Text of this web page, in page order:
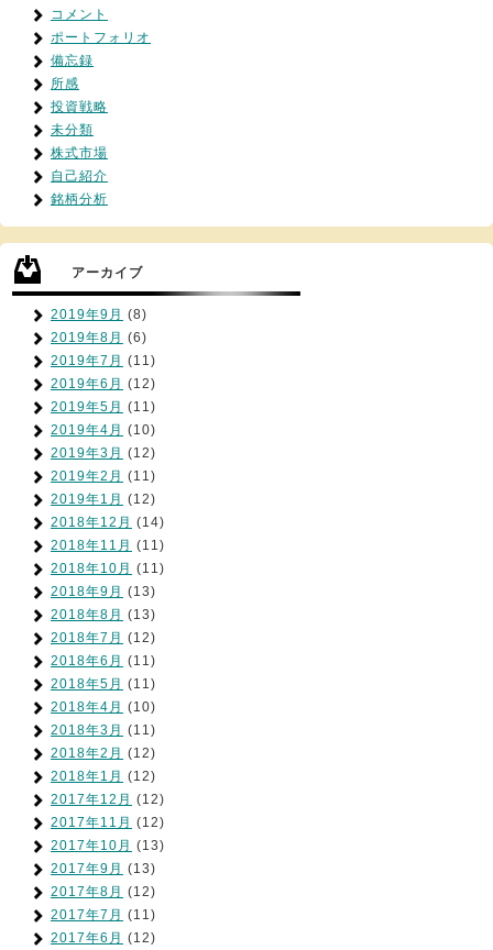
コメント
ポートフォリオ
備忘録
所感
投資戦略
未分類
株式市場
自己紹介
銘柄分析
アーカイブ
2019年9月 (8)
2019年8月 (6)
2019年7月 (11)
2019年6月 (12)
2019年5月 (11)
2019年4月 (10)
2019年3月 (12)
2019年2月 (11)
2019年1月 (12)
2018年12月 (14)
2018年11月 (11)
2018年10月 (11)
2018年9月 (13)
2018年8月 (13)
2018年7月 (12)
2018年6月 (11)
2018年5月 (11)
2018年4月 (10)
2018年3月 (11)
2018年2月 (12)
2018年1月 (12)
2017年12月 (12)
2017年11月 (12)
2017年10月 (13)
2017年9月 (13)
2017年8月 (12)
2017年7月 (11)
2017年6月 (12)